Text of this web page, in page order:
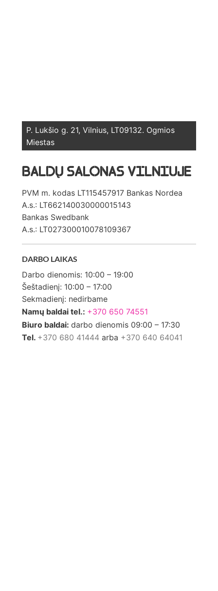
P. Lukšio g. 21, Vilnius, LT09132. Ogmios
Miestas
BALDŲ SALONAS VILNIUJE
PVM m. kodas LT115457917 Bankas Nordea
A.s.: LT662140030000015143
Bankas Swedbank
A.s.: LT027300010078109367
DARBO LAIKAS
Darbo dienomis: 10:00 – 19:00
Šeštadienį: 10:00 – 17:00
Sekmadienį: nedirbame
Namų baldai tel.: +370 650 74551
Biuro baldai: darbo dienomis 09:00 – 17:30
Tel. +370 680 41444 arba +370 640 64041